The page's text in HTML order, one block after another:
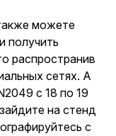
можете
получить
распространив
сетях. А
с 18 по 19
на стенд
с